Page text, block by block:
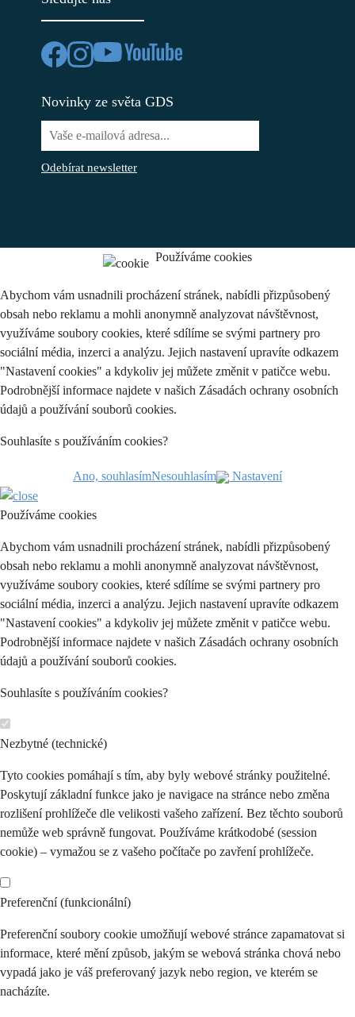
Novinky ze světa GDS
Odebírat newsletter
Používáme cookies
Abychom vám usnadnili procházení stránek, nabídli přizpůsobený
obsah nebo reklamu a mohli anonymně analyzovat návštěvnost,
využíváme soubory cookies, které sdílíme se svými partnery pro
sociální média, inzerci a analýzu. Jejich nastavení upravíte odkazem
"Nastavení cookies" a kdykoliv jej můžete změnit v patičce webu.
Podrobnější informace najdete v našich Zásadách ochrany osobních
údajů a používání souborů cookies.
Souhlasíte s používáním cookies?
Ano, souhlasímNesouhlasím Nastavení
Používáme cookies
Abychom vám usnadnili procházení stránek, nabídli přizpůsobený
obsah nebo reklamu a mohli anonymně analyzovat návštěvnost,
využíváme soubory cookies, které sdílíme se svými partnery pro
sociální média, inzerci a analýzu. Jejich nastavení upravíte odkazem
"Nastavení cookies" a kdykoliv jej můžete změnit v patičce webu.
Podrobnější informace najdete v našich Zásadách ochrany osobních
údajů a používání souborů cookies.
Souhlasíte s používáním cookies?
Nezbytné (technické)
Tyto cookies pomáhají s tím, aby byly webové stránky použitelné.
Poskytují základní funkce jako je navigace na stránce nebo změna
rozlišení prohlížeče dle velikosti vašeho zařízení. Bez těchto souborů
nemůže web správně fungovat. Používáme krátkodobé (session
cookie) – vymažou se z vašeho počítače po zavření prohlížeče.
Preferenční (funkcionální)
Preferenční soubory cookie umožňují webové stránce zapamatovat si
informace, které mění způsob, jakým se webová stránka chová nebo
vypadá jako je váš preferovaný jazyk nebo region, ve kterém se
nacházíte.